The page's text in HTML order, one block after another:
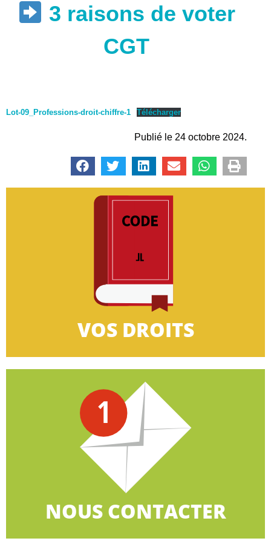
3 raisons de voter
CGT
Lot-09_Professions-droit-chiffre-1 Télécharger
Publié le 24 octobre 2024.
VOS DROITS
VOS DROITS
Retrouvez dans cette rubrique toutes les
très petites entreprises.
NOUS CONTACTER
NOUS CONTACTER
Retrouvez la CGT à côté de chez vous avec plus de
900 organisations territoriales ou contactez-nous par
le biais du formulaire en ligne.
CLIQUEZ ICI